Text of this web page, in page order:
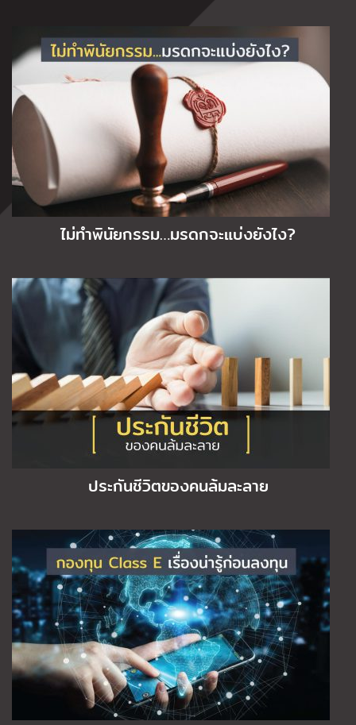
ไม่ทำพินัยกรรม…มรดกจะแบ่งยังไง?
ประกันชีวิตของคนล้มละลาย